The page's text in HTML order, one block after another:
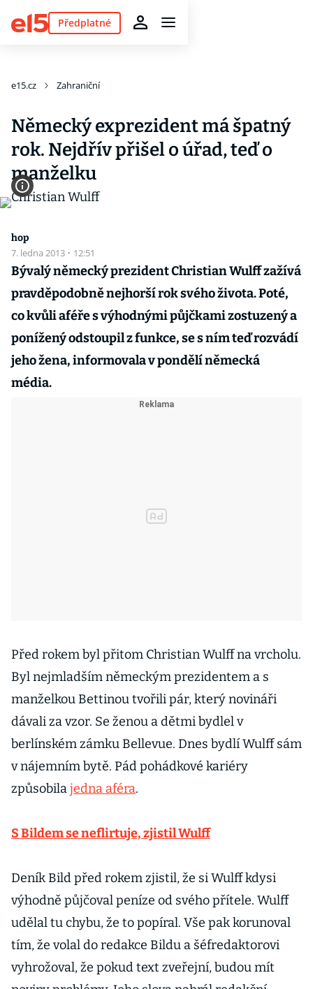
Předplatné
e15.cz Zahraniční
Německý exprezident má špatný
rok. Nejdřív přišel o úřad, teď o
manželku
hop
7. ledna 2013 · 12:51
Bývalý německý prezident Christian Wulff zažívá
pravděpodobně nejhorší rok svého života. Poté,
co kvůli aféře s výhodnými půjčkami zostuzený a
ponížený odstoupil z funkce, se s ním teď rozvádí
jeho žena, informovala v pondělí německá
média.
Před rokem byl přitom Christian Wulff na vrcholu.
Byl nejmladším německým prezidentem a s
manželkou Bettinou tvořili pár, který novináři
dávali za vzor. Se ženou a dětmi bydlel v
berlínském zámku Bellevue. Dnes bydlí Wulff sám
v nájemním bytě. Pád pohádkové kariéry
způsobilajedna aféra.
S Bildem se neflirtuje, zjistil Wulff
Deník Bild před rokem zjistil, že si Wulff kdysi
výhodně půjčoval peníze od svého přítele. Wulff
udělal tu chybu, že to popíral. Vše pak korunoval
tím, že volal do redakce Bildu a šéfredaktorovi
vyhrožoval, že pokud text zveřejní, budou mít